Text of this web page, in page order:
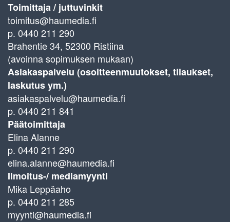
Toimittaja / juttuvinkit
toimitus@haumedia.fi
p. 0440 211 290
Brahentie 34, 52300 Ristiina
(avoinna sopimuksen mukaan)
Asiakaspalvelu (osoitteenmuutokset, tilaukset,
laskutus ym.)
asiakaspalvelu@haumedia.fi
p. 0440 211 841
Päätoimittaja
Elina Alanne
p. 0440 211 290
elina.alanne@haumedia.fi
Ilmoitus-/ mediamyynti
Mika Leppäaho
p. 0440 211 285
myynti@haumedia.fi